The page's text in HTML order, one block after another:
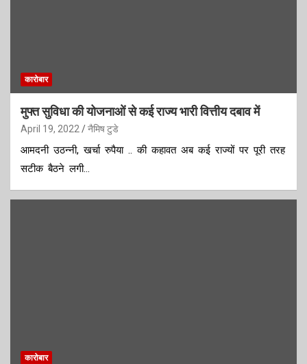
कारोबार
मुफ्त सुविधा की योजनाओं से कई राज्‍य भारी वित्तीय दबाव में
April 19, 2022 नैमिष टुडे
आमदनी उठन्नी, खर्चा रुपैया .. की कहावत अब कई राज्यों पर पूरी तरह
सटीक बैठने लगी…
कारोबार